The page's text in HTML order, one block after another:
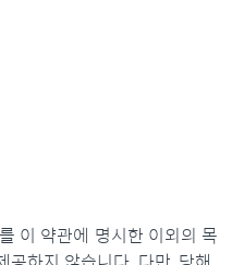
이 약관에 명시한 이외의 목